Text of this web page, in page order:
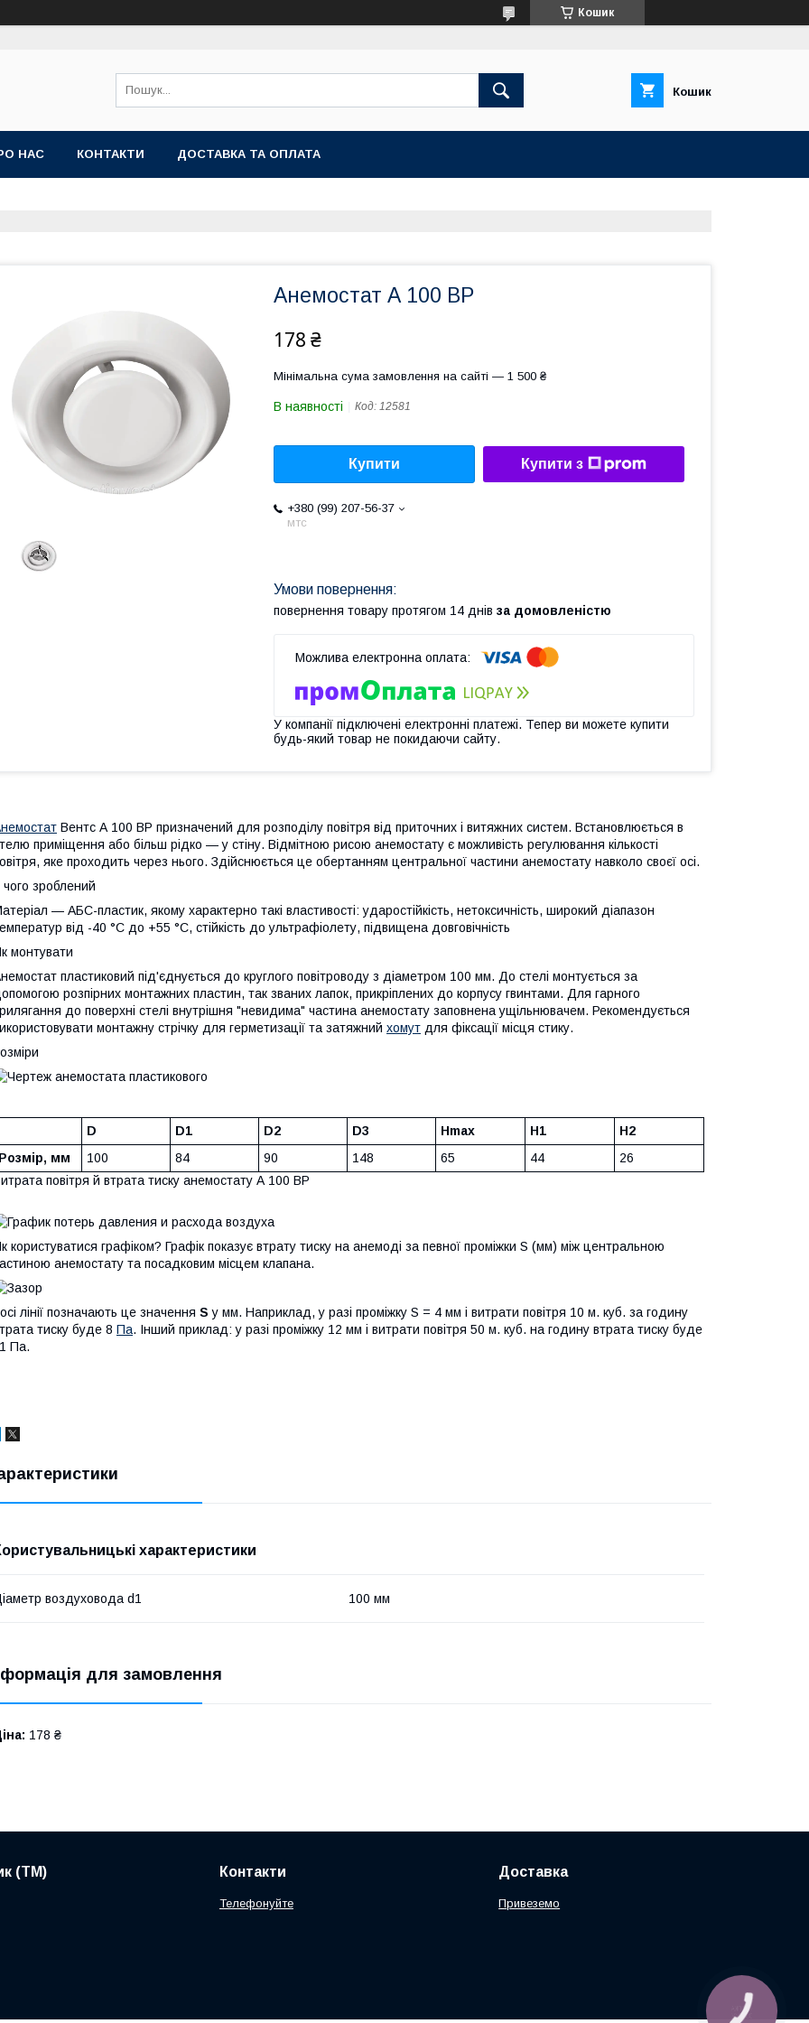
Кошик
Кошик
НАС КОНТАКТИ ДОСТАВКА ТА ОПЛАТА
Анемостат А 100 ВР
178 ₴
Мінімальна сума замовлення на сайті — 1 500 ₴
В наявності Код: 12581
Купити Купити з
+380 (99) 207-56-37
мтс
повернення товару протягом 14 днів за домовленістю
У компанії підключені електронні платежі. Тепер ви можете купити
будь-який товар не покидаючи сайту.
Вентс А 100 ВР призначений для розподілу повітря від приточних і витяжних систем. Встановлюється в
приміщення або більш рідко — у стіну. Відмітною рисою анемостату є можливість регулювання кількості
яке проходить через нього. Здійснюється це обертанням центральної частини анемостату навколо своєї осі.
чого зроблений
— АБС-пластик, якому характерно такі властивості: ударостійкість, нетоксичність, широкий діапазон
від -40 °C до +55 °C, стійкість до ультрафіолету, підвищена довговічність
монтувати
пластиковий під'єднується до круглого повітроводу з діаметром 100 мм. До стелі монтується за
розпірних монтажних пластин, так званих лапок, прикріплених до корпусу гвинтами. Для гарного
до поверхні стелі внутрішня "невидима" частина анемостату заповнена ущільнювачем. Рекомендується
монтажну стрічку для герметизації та затяжний хомут для фіксації місця стику.
D D1 D2 D3 Hmax H1
H2
Розмір, мм
100 84 90 148 65 44
26
повітря й втрата тиску анемостату А 100 ВР
користуватися графіком? Графік показує втрату тиску на анемоді за певної проміжки S (мм) між центральною
анемостату та посадковим місцем клапана.
лінії позначають це значення S у мм. Наприклад, у разі проміжку S = 4 мм і витрати повітря 10 м. куб. за годину
тиску буде 8 Па. Інший приклад: у разі проміжку 12 мм і витрати повітря 50 м. куб. на годину втрата тиску буде
Па.
характеристики
воздуховода d1 100 мм
для замовлення
178 ₴
(ТМ) Контакти
Телефонуйте
Доставка
Привеземо
КНОПКА
ЗВ'ЯЗКУ